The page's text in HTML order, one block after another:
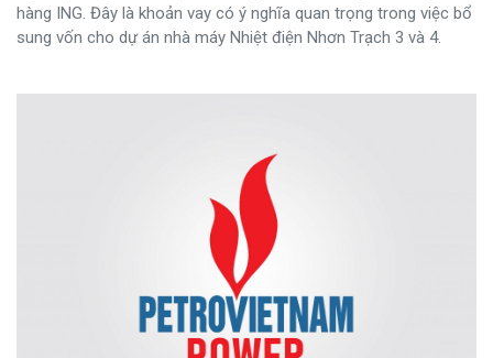
hàng ING. Đây là khoản vay có ý nghĩa quan trọng trong việc bổ
sung vốn cho dự án nhà máy Nhiệt điện Nhơn Trạch 3 và 4.